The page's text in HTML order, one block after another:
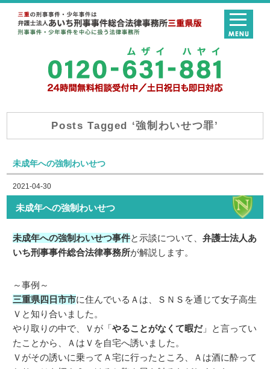
Posts Tagged ‘強制わいせつ罪’
未成年への強制わいせつ
2021-04-30
未成年への強制わいせつ
未成年への強制わいせつ事件と示談について、弁護士法人あ
いち刑事事件総合法律事務所が解説します。
～事例～
三重県四日市市に住んでいるＡは、ＳＮＳを通じて女子高生
Ｖと知り合いました。
やり取りの中で、Ｖが「やることがなくて暇だ」と言ってい
たことから、ＡはＶを自宅へ誘いました。
Ｖがその誘いに乗ってＡ宅に行ったところ、Ａは酒に酔って